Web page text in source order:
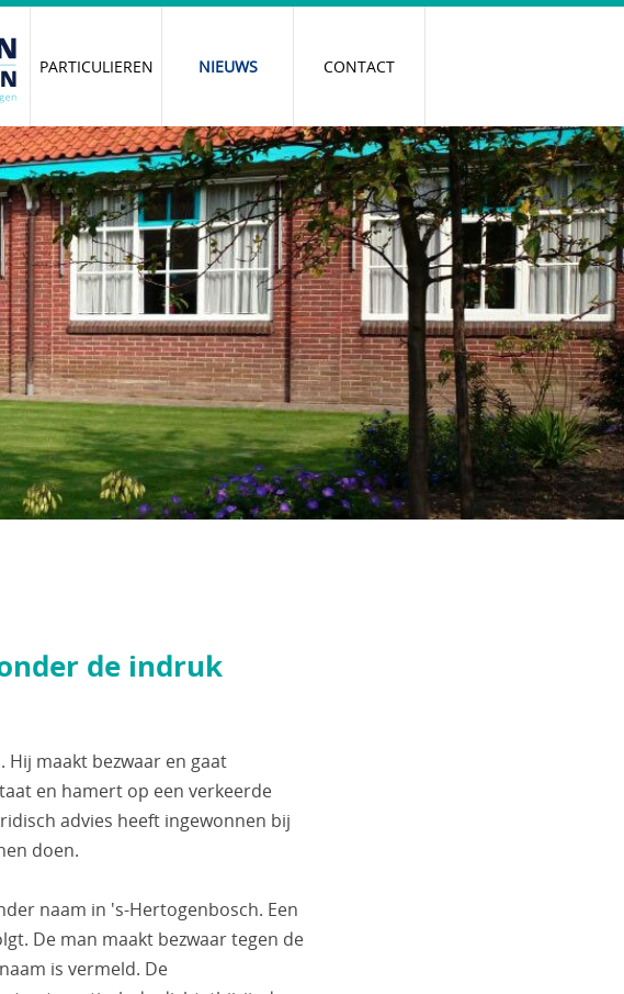
PARTICULIEREN NIEUWS CONTACT
de indruk
maakt bezwaar en gaat
en hamert op een verkeerde
advies heeft ingewonnen bij
doen.
naam in 's-Hertogenbosch. Een
De man maakt bezwaar tegen de
is vermeld. De